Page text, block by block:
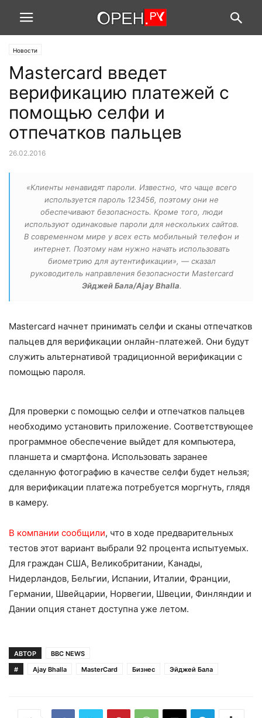
Новости
Mastercard введет
верификацию платежей с
помощью селфи и
отпечатков пальцев
26.02.2016
«Клиенты ненавидят пароли. Известно, что чаще всего
используется пароль 123456, поэтому они не
обеспечивают безопасность. Кроме того, люди
используют одинаковые пароли для нескольких сайтов.
В современном мире у всех есть мобильный телефон и
интернет. Поэтому нам нужно начать использовать
биометрию для аутентификации», — сказал
руководитель направления безопасности Mastercard
Эйджей Бала/Ajay Bhalla.
Mastercard начнет принимать селфи и сканы отпечатков
пальцев для верификации онлайн-платежей. Они будут
служить альтернативой традиционной верификации с
помощью пароля.
Для проверки с помощью селфи и отпечатков пальцев
необходимо установить приложение. Соответствующее
программное обеспечение выйдет для компьютера,
планшета и смартфона. Использовать заранее
сделанную фотографию в качестве селфи будет нельзя;
для верификации платежа потребуется моргнуть, глядя
в камеру.
В компании сообщили, что в ходе предварительных
тестов этот вариант выбрали 92 процента испытуемых.
Для граждан США, Великобритании, Канады,
Нидерландов, Бельгии, Испании, Италии, Франции,
Германии, Швейцарии, Норвегии, Швеции, Финляндии и
Дании опция станет доступна уже летом.
АВТОР
BBC NEWS
#
Ajay Bhalla MasterCard Бизнес Эйджей Бала